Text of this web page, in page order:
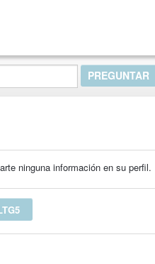
ninguna información en su perfil.